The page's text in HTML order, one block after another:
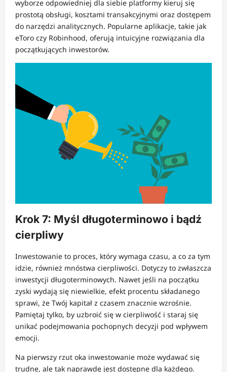
wyborze odpowiedniej dla siebie platformy kieruj się
prostotą obsługi, kosztami transakcyjnymi oraz dostępem
do narzędzi analitycznych. Popularne aplikacje, takie jak
eToro czy Robinhood, oferują intuicyjne rozwiązania dla
początkujących inwestorów.
Krok 7: Myśl długoterminowo i bądź
cierpliwy
Inwestowanie to proces, który wymaga czasu, a co za tym
idzie, również mnóstwa cierpliwości. Dotyczy to zwłaszcza
inwestycji długoterminowych. Nawet jeśli na początku
zyski wydają się niewielkie, efekt procentu składanego
sprawi, że Twój kapitał z czasem znacznie wzrośnie.
Pamiętaj tylko, by uzbroić się w cierpliwość i staraj się
unikać podejmowania pochopnych decyzji pod wpływem
emocji.
Na pierwszy rzut oka inwestowanie może wydawać się
trudne, ale tak naprawdę jest dostępne dla każdego.